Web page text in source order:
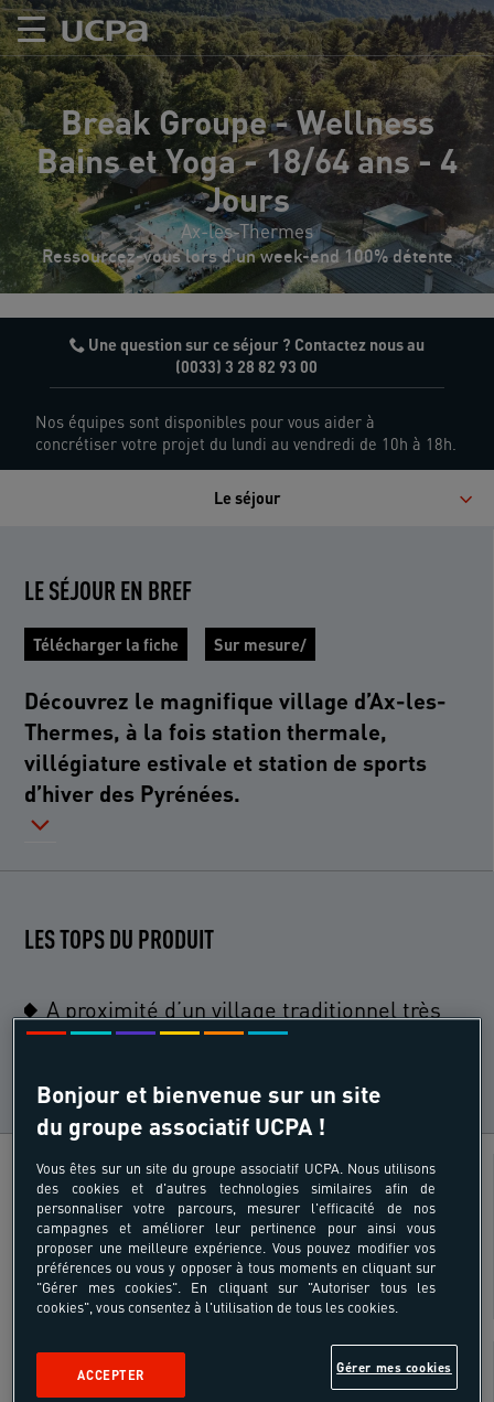
Break Groupe - Wellness
Bains et Yoga - 18/64 ans - 4
Jours
Ax-les-Thermes
Ressourcez-vous lors d'un week-end 100% détente
Une question sur ce séjour ? Contactez nous au
(0033) 3 28 82 93 00
Nos équipes sont disponibles pour vous aider à
concrétiser votre projet du lundi au vendredi de 10h à 18h.
Le séjour
LE SÉJOUR EN BREF
Télécharger la fiche Sur mesure/
Découvrez le magnifique village d’Ax-les-
Thermes, à la fois station thermale,
villégiature estivale et station de sports
d’hiver des Pyrénées.
LES TOPS DU PRODUIT
A proximité d’un village traditionnel très
animé
Yoga Âges
18 - 64 ans
Inclus
Bonjour et bienvenue sur un site
du groupe associatif UCPA !
Vous êtes sur un site du groupe associatif UCPA. Nous utilisons
des cookies et d'autres technologies similaires afin de
personnaliser votre parcours, mesurer l'efficacité de nos
campagnes et améliorer leur pertinence pour ainsi vous
proposer une meilleure expérience. Vous pouvez modifier vos
préférences ou vous y opposer à tous moments en cliquant sur
"Gérer mes cookies". En cliquant sur "Autoriser tous les
cookies", vous consentez à l'utilisation de tous les cookies.
Gérer mes cookies
ACCEPTER